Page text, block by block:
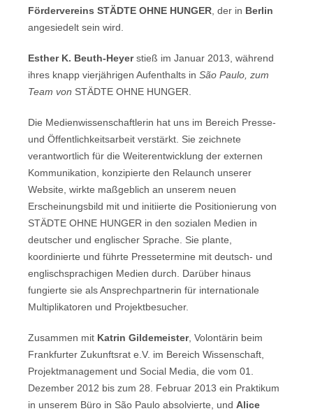
Fördervereins STÄDTE OHNE HUNGER , der in Berlin
angesiedelt sein wird.
Esther K. Beuth-Heyerstieß im Januar 2013, während
ihres knapp vierjährigen Aufenthalts in São Paulo, zum
Team von STÄDTE OHNE HUNGER.
Die Medienwissenschaftlerin hat uns im Bereich Presse-
und Öffentlichkeitsarbeit verstärkt. Sie zeichnete
verantwortlich für die Weiterentwicklung der externen
Kommunikation, konzipierte den Relaunch unserer
Website, wirkte maßgeblich an unserem neuen
Erscheinungsbild mit und initiierte die Positionierung von
STÄDTE OHNE HUNGER in den sozialen Medien in
deutscher und englischer Sprache. Sie plante,
koordinierte und führte Pressetermine mit deutsch- und
englischsprachigen Medien durch. Darüber hinaus
fungierte sie als Ansprechpartnerin für internationale
Multiplikatoren und Projektbesucher.
Zusammen mit Katrin Gildemeister, Volontärin beim
Frankfurter Zukunftsrat e.V. im Bereich Wissenschaft,
Projektmanagement und Social Media, die vom 01.
Dezember 2012 bis zum 28. Februar 2013 ein Praktikum
in unserem Büro in São Paulo absolvierte, und Alice